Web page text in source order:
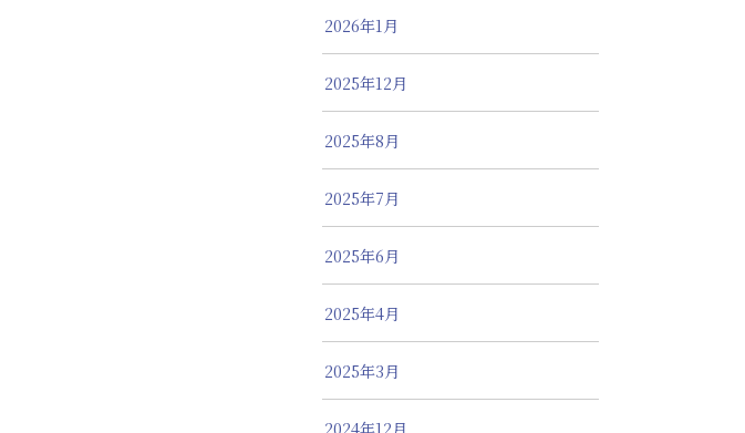
2026年1月
2025年12月
2025年8月
2025年7月
2025年6月
2025年4月
2025年3月
2024年12月